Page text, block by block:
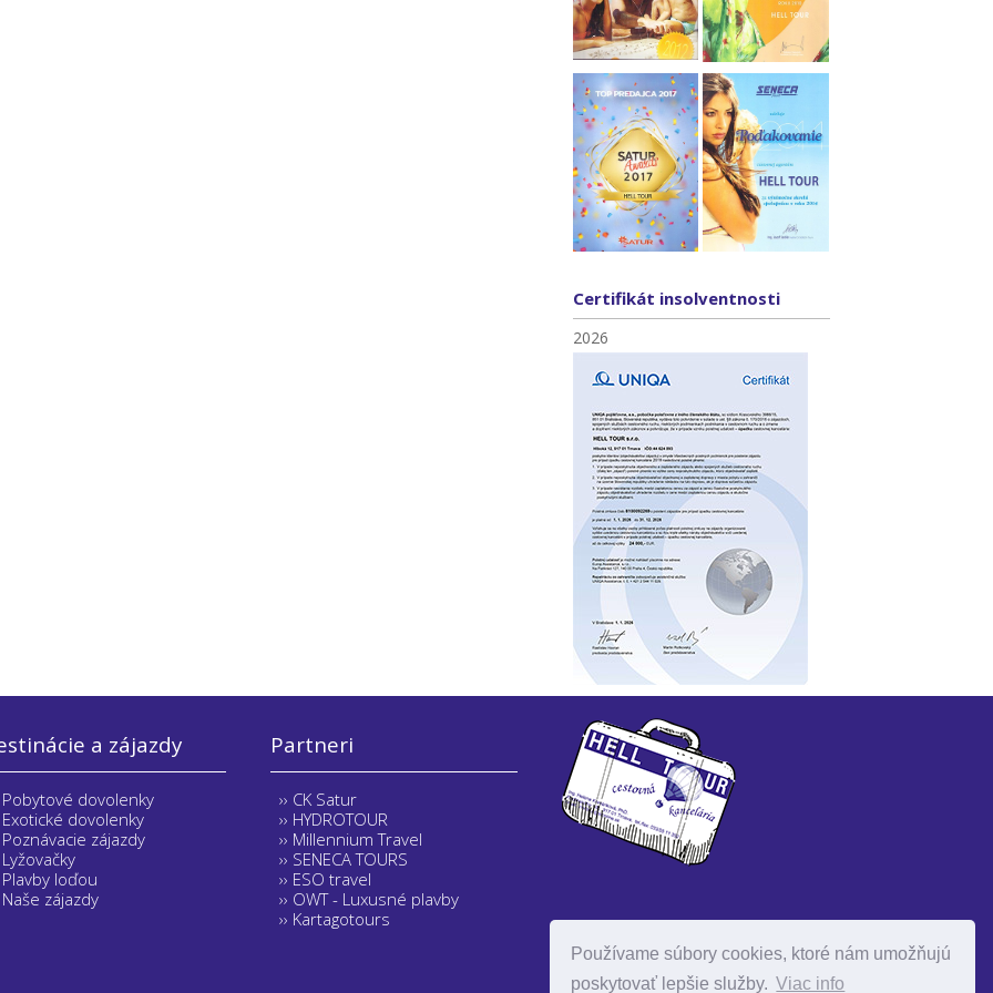
Používame súbory cookies, ktoré nám umožňujú
poskytovať lepšie služby. Viac info
Certifikát insolventnosti
2026
a zájazdy
Pobytové dovolenky
Exotické dovolenky
Poznávacie zájazdy
Lyžovačky
Plavby loďou
Naše zájazdy
Partneri
CK Satur
HYDROTOUR
Millennium Travel
SENECA TOURS
ESO travel
OWT - Luxusné plavby
Kartagotours